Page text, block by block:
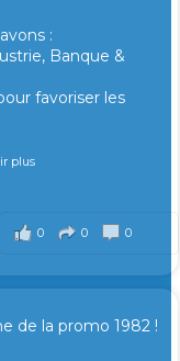
:
Banque &
favoriser les
plus
0 0 0
de la promo 1982 !